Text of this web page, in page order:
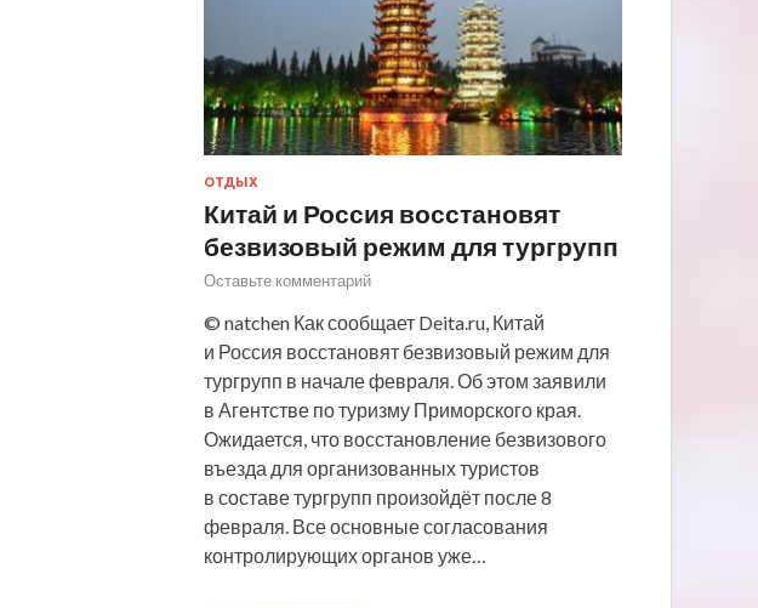
ОТДЫХ
Китай и Россия восстановят
безвизовый режим для тургрупп
Оставьте комментарий
© natchen Как сообщает Deita.ru, Китай
и Россия восстановят безвизовый режим для
тургрупп в начале февраля. Об этом заявили
в Агентстве по туризму Приморского края.
Ожидается, что восстановление безвизового
въезда для организованных туристов
в составе тургрупп произойдёт после 8
февраля. Все основные согласования
контролирующих органов уже…